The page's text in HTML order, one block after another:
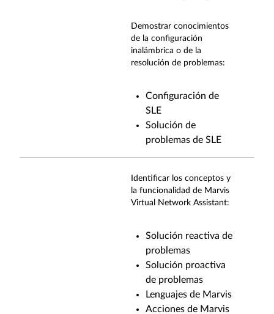
Demostrar conocimientos
de la configuración
inalámbrica o de la
resolución de problemas:
Configuración de
SLE
Solución de
problemas de SLE
Identificar los conceptos y
la funcionalidad de Marvis
Virtual Network Assistant:
Solución reactiva de
problemas
Solución proactiva
de problemas
Lenguajes de Marvis
Acciones de Marvis